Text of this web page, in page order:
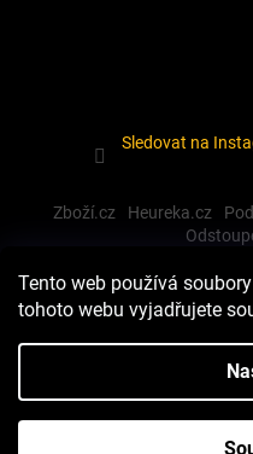
Tento web používá
tohoto webu vyjadřujete
Sledovat na
Zboží.cz Heureka.cz